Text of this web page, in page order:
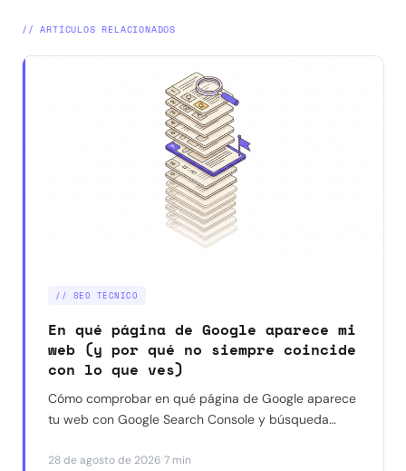
// ARTÍCULOS RELACIONADOS
// SEO TÉCNICO
En qué página de Google aparece mi
web (y por qué no siempre coincide
con lo que ves)
Cómo comprobar en qué página de Google aparece
tu web con Google Search Console y búsqueda
distintos para la misma consulta. Con un caso real.
28 de agosto de 2026·7 min